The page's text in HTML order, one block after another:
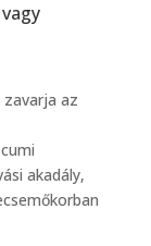
az
akadály,